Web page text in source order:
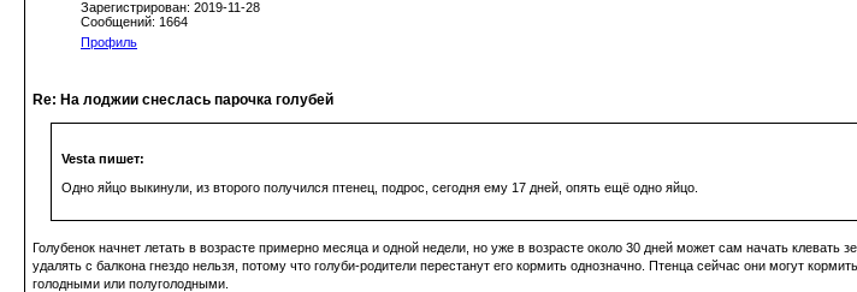
Зарегистрирован: 2019-11-28
Сообщений: 1664
Профиль
Re: На лоджии снеслась парочка голубей
Vesta пишет:
Одно яйцо выкинули, из второго получился птенец, подрос, сегодня ему 17 дней, опять ещё одно яйцо.
Голубенок начнет летать в возрасте примерно месяца и одной недели, но уже в возрасте около 30 дней может сам начать
удалять с балкона гнездо нельзя, потому что голуби-родители перестанут его кормить однозначно. Птенца сейчас они могут
голодными или полуголодными.